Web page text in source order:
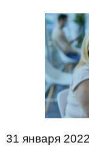
31 января